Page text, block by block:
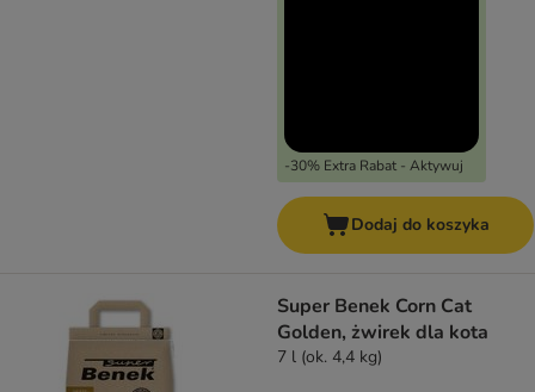
-30% Extra Rabat - Aktywuj
Dodaj do koszyka
Super Benek Corn Cat
Golden, żwirek dla kota
7 l (ok. 4,4 kg)